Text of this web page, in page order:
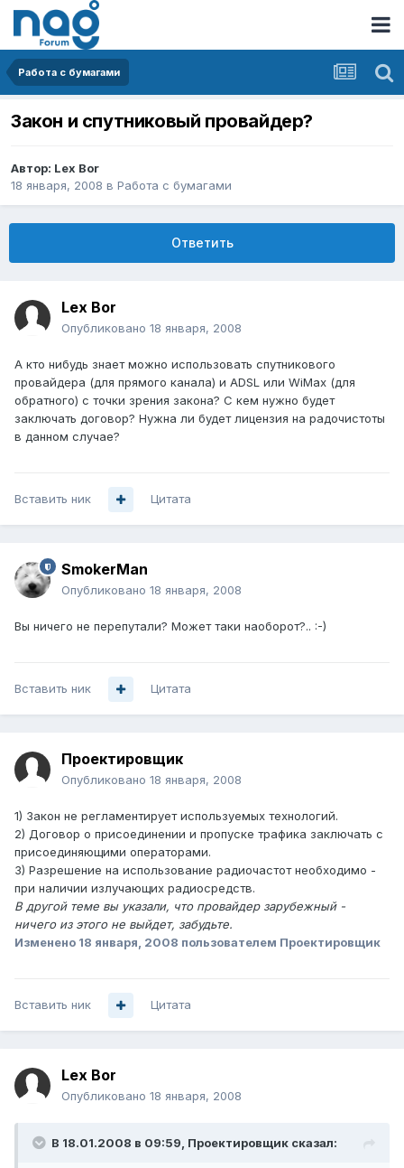
Работа с бумагами
Закон и спутниковый провайдер?
Автор: Lex Bor
18 января, 2008 в Работа с бумагами
Ответить
Lex Bor
Опубликовано 18 января, 2008
А кто нибудь знает можно использовать спутникового
провайдера (для прямого канала) и ADSL или WiMax (для
обратного) с точки зрения закона? С кем нужно будет
заключать договор? Нужна ли будет лицензия на радочистоты
в данном случае?
Вставить ник Цитата
SmokerMan
Опубликовано 18 января, 2008
Вы ничего не перепутали? Может таки наоборот?.. :-)
Вставить ник Цитата
Проектировщик
Опубликовано 18 января, 2008
1) Закон не регламентирует используемых технологий.
2) Договор о присоединении и пропуске трафика заключать с
присоединяющими операторами.
3) Разрешение на использование радиочастот необходимо -
при наличии излучающих радиосредств.
В другой теме вы указали, что провайдер зарубежный -
ничего из этого не выйдет, забудьте.
Изменено 18 января, 2008 пользователем Проектировщик
Вставить ник Цитата
Lex Bor
Опубликовано 18 января, 2008
В 18.01.2008 в 09:59, Проектировщик сказал: